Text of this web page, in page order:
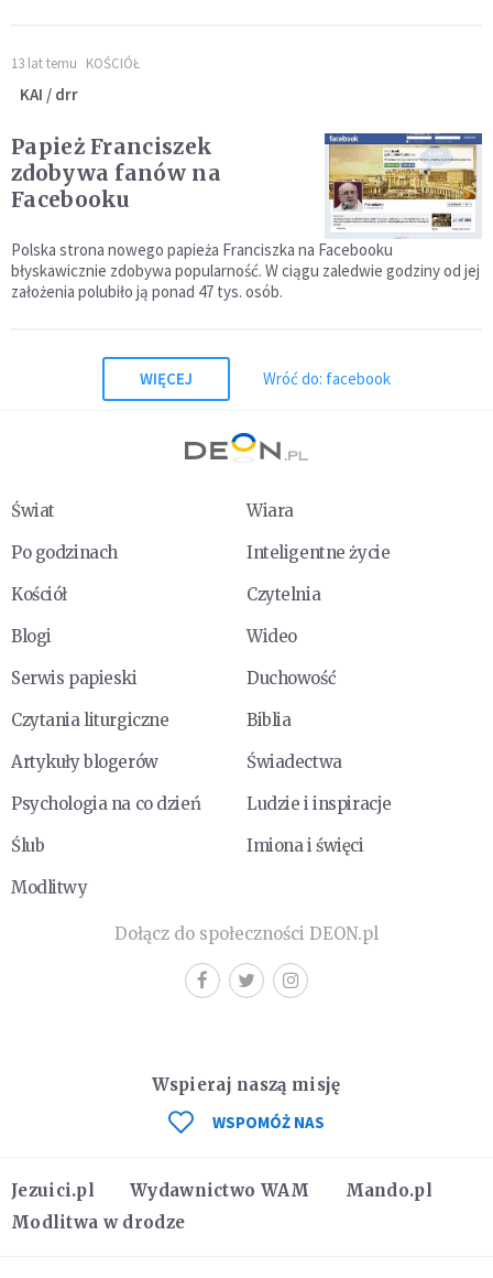
13 lat temu KOŚCIÓŁ
KAI / drr
Papież Franciszek
zdobywa fanów na
Facebooku
Polska strona nowego papieża Franciszka na Facebooku
błyskawicznie zdobywa popularność. W ciągu zaledwie godziny od jej
założenia polubiło ją ponad 47 tys. osób.
WIĘCEJ Wróć do: facebook
Świat
Wiara
Po godzinach
Inteligentne życie
Kościół
Czytelnia
Blogi
Wideo
Serwis papieski
Duchowość
Czytania liturgiczne
Biblia
Artykuły blogerów
Świadectwa
Psychologia na co dzień
Ludzie i inspiracje
Ślub
Imiona i święci
Modlitwy
Dołącz do społeczności DEON.pl
Jezuici.pl Wydawnictwo WAM
Mando.pl
Modlitwa w drodze
Wspieraj naszą misję
WSPOMÓŻ NAS